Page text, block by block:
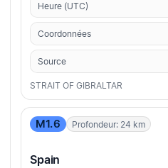
Heure (UTC)
Coordonnées
Source
STRAIT OF GIBRALTAR
M1.6 Profondeur: 24 km
Spain